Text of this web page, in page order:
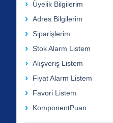
Üyelik Bilgilerim
Adres Bilgilerim
Siparişlerim
Stok Alarm Listem
Alışveriş Listem
Fiyat Alarm Listem
Favori Listem
KomponentPuan